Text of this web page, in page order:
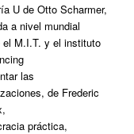
U de Otto Scharmer,
a nivel mundial
el M.I.T. y el instituto
las
de Frederic
práctica,